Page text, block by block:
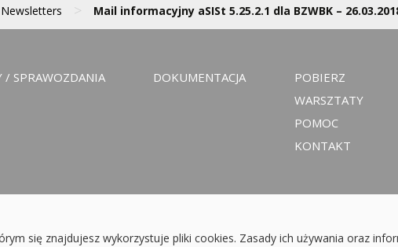
Newsletters > Mail informacyjny aSISt 5.25.2.1 dla BZWBK –
/ SPRAWOZDANIA DOKUMENTACJA
POBIERZ
WARSZTATY
POMOC
KONTAKT
się znajdujesz wykorzystuje pliki cookies. Zasady ich używania oraz